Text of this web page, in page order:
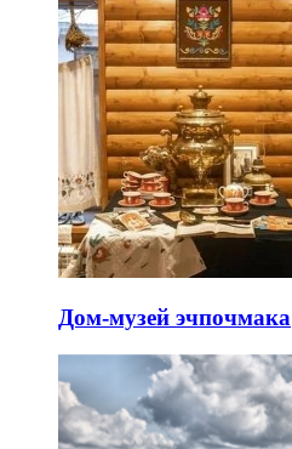
Дом-музей эчпочмака